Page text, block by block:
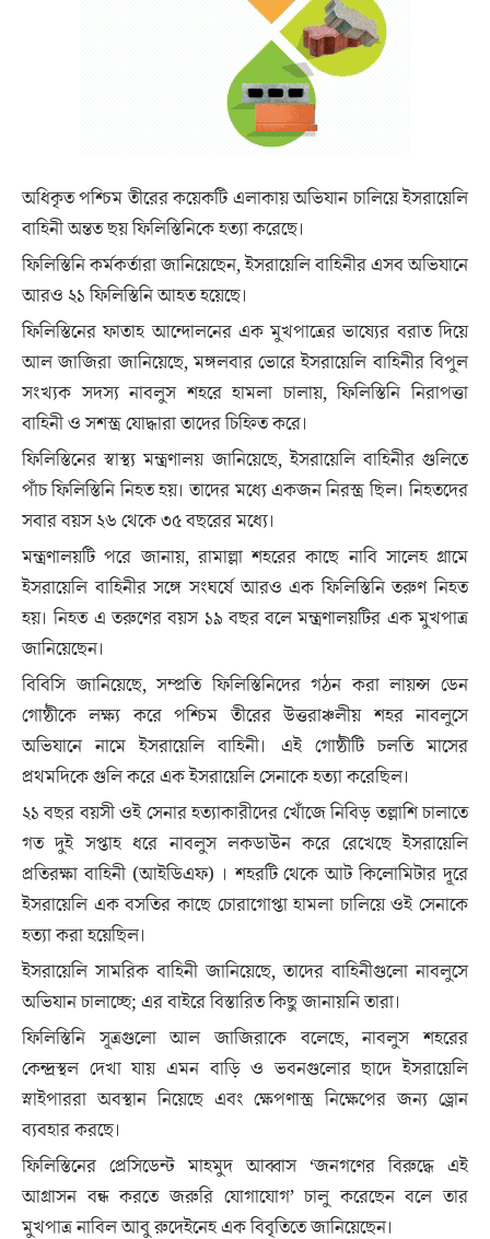
অধিকৃত পশ্চিম তীরের কয়েকটি এলাকায় অভিযান চালিয়ে ইসরায়েলি
বাহিনী অন্তত ছয় ফিলিস্তিনিকে হত্যা করেছে।
ফিলিস্তিনি কর্মকর্তারা জানিয়েছেন, ইসরায়েলি বাহিনীর এসব অভিযানে
আরও ২১ ফিলিস্তিনি আহত হয়েছে।
ফিলিস্তিনের ফাতাহ আন্দোলনের এক মুখপাত্রের ভাষ্যের বরাত দিয়ে
আল জাজিরা জানিয়েছে, মঙ্গলবার ভোরে ইসরায়েলি বাহিনীর বিপুল
সংখ্যক সদস্য নাবলুস শহরে হামলা চালায়, ফিলিস্তিনি নিরাপত্তা
বাহিনী ও সশস্ত্র যোদ্ধারা তাদের চিহ্নিত করে।
ফিলিস্তিনের স্বাস্থ্য মন্ত্রণালয় জানিয়েছে, ইসরায়েলি বাহিনীর গুলিতে
পাঁচ ফিলিস্তিনি নিহত হয়। তাদের মধ্যে একজন নিরস্ত্র ছিল। নিহতদের
সবার বয়স ২৬ থেকে ৩৫ বছরের মধ্যে।
মন্ত্রণালয়টি পরে জানায়, রামাল্লা শহরের কাছে নাবি সালেহ গ্রামে
ইসরায়েলি বাহিনীর সঙ্গে সংঘর্ষে আরও এক ফিলিস্তিনি তরুণ নিহত
হয়। নিহত এ তরুণের বয়স ১৯ বছর বলে মন্ত্রণালয়টির এক মুখপাত্র
জানিয়েছেন।
বিবিসি জানিয়েছে, সম্প্রতি ফিলিস্তিনিদের গঠন করা লায়ন্স ডেন
গোষ্ঠীকে লক্ষ্য করে পশ্চিম তীরের উত্তরাঞ্চলীয় শহর নাবলুসে
অভিযানে নামে ইসরায়েলি বাহিনী। এই গোষ্ঠীটি চলতি মাসের
প্রথমদিকে গুলি করে এক ইসরায়েলি সেনাকে হত্যা করেছিল।
২১ বছর বয়সী ওই সেনার হত্যাকারীদের খোঁজে নিবিড় তল্লাশি চালাতে
গত দুই সপ্তাহ ধরে নাবলুস লকডাউন করে রেখেছে ইসরায়েলি
প্রতিরক্ষা বাহিনী (আইডিএফ) । শহরটি থেকে আট কিলোমিটার দূরে
ইসরায়েলি এক বসতির কাছে চোরাগোপ্তা হামলা চালিয়ে ওই সেনাকে
হত্যা করা হয়েছিল।
ইসরায়েলি সামরিক বাহিনী জানিয়েছে, তাদের বাহিনীগুলো নাবলুসে
অভিযান চালাচ্ছে; এর বাইরে বিস্তারিত কিছু জানায়নি তারা।
ফিলিস্তিনি সূত্রগুলো আল জাজিরাকে বলেছে, নাবলুস শহরের
কেন্দ্রস্থল দেখা যায় এমন বাড়ি ও ভবনগুলোর ছাদে ইসরায়েলি
স্নাইপাররা অবস্থান নিয়েছে এবং ক্ষেপণাস্ত্র নিক্ষেপের জন্য ড্রোন
ব্যবহার করছে।
ফিলিস্তিনের প্রেসিডেন্ট মাহমুদ আব্বাস ‘জনগণের বিরুদ্ধে এই
আগ্রাসন বন্ধ করতে জরুরি যোগাযোগ’ চালু করেছেন বলে তার
মুখপাত্র নাবিল আবু রুদেইনেহ এক বিবৃতিতে জানিয়েছেন।